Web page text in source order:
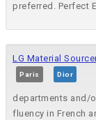
preferred. Perfect
LG Material
Paris Dior
departments and/
fluency in French